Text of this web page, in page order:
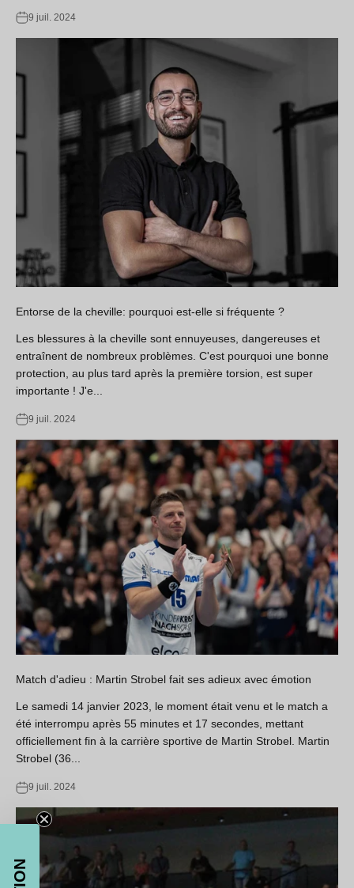
9 juil. 2024
Entorse de la cheville: pourquoi est-elle si fréquente ?
Les blessures à la cheville sont ennuyeuses, dangereuses et
entraînent de nombreux problèmes. C'est pourquoi une bonne
protection, au plus tard après la première torsion, est super
importante ! J'e...
9 juil. 2024
Match d'adieu : Martin Strobel fait ses adieux avec émotion
Le samedi 14 janvier 2023, le moment était venu et le match a
été interrompu après 55 minutes et 17 secondes, mettant
officiellement fin à la carrière sportive de Martin Strobel. Martin
Strobel (36...
9 juil. 2024
20% de réduction